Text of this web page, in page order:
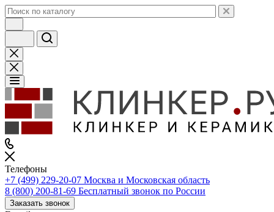
Телефоны
+7 (499) 229-20-07 Москва и Московская область
8 (800) 200-81-69 Бесплатный звонок по России
Заказать звонок